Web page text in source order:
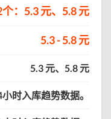
：5.3 元、5.8 元
5.3 - 5.8 元
5.3 元、5.8 元
时入库趋势数据。